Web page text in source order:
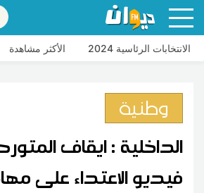
الانتخابات الرئاسية 2024 الأكثر مشاهدة
وطنية
الداخلية : ايقاف
فيديو الاعتداء على